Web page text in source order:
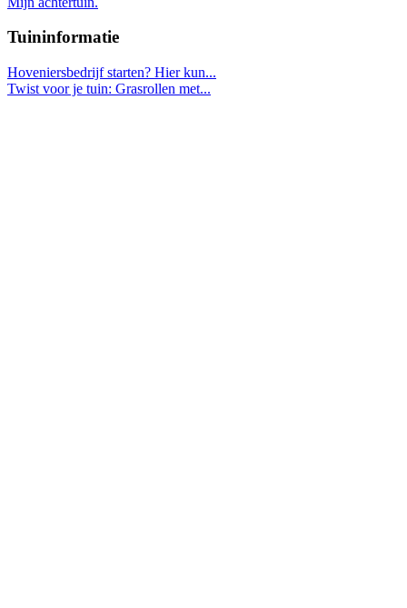
Tuininformatie
Hoveniersbedrijf starten? Hier kun...
Twist voor je tuin: Grasrollen met...